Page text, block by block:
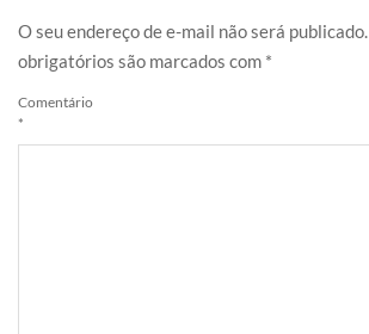
O seu endereço de e-mail não será publicado.
obrigatórios são marcados com *
Comentário
*